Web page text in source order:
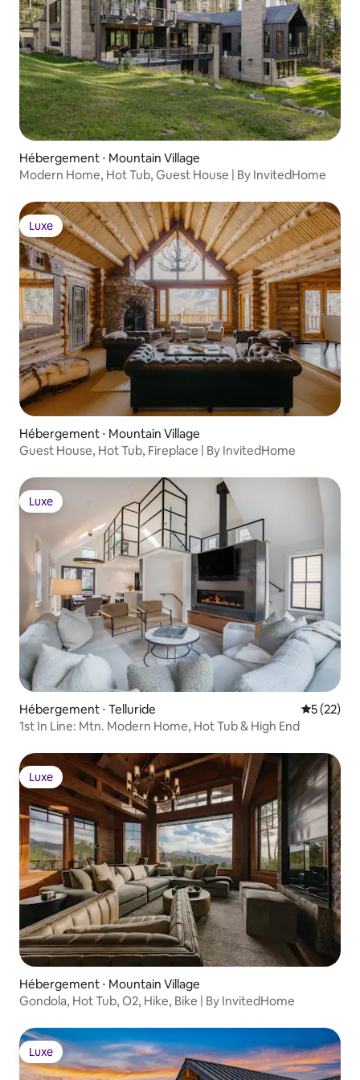
Hébergement ⋅ Mountain Village
Modern Home, Hot Tub, Guest House | By InvitedHome
Luxe
Luxe
Hébergement ⋅ Mountain Village
Guest House, Hot Tub, Fireplace | By InvitedHome
Luxe
Luxe
Hébergement ⋅ Telluride
5 (22)
1st In Line: Mtn. Modern Home, Hot Tub & High End
Luxe
Luxe
Hébergement ⋅ Mountain Village
Gondola, Hot Tub, O2, Hike, Bike | By InvitedHome
Luxe
Luxe